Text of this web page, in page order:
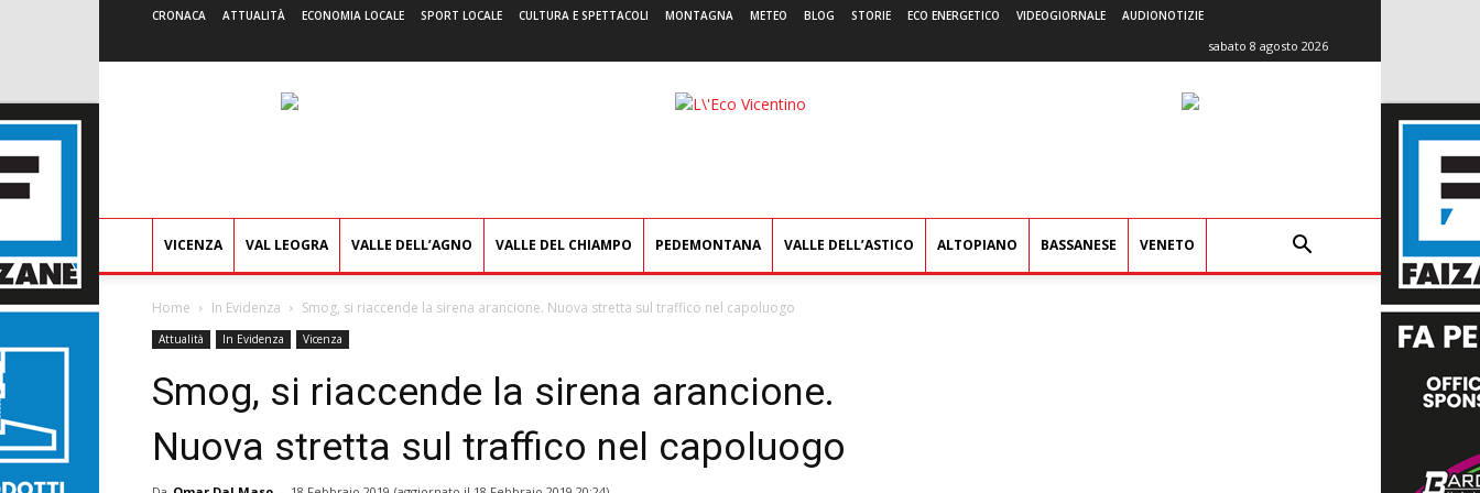
CRONACA ATTUALITÀ ECONOMIA LOCALE SPORT LOCALE CULTURA E SPETTACOLI MONTAGNA METEO BLOG STORIE ECO ENERGETICO VIDEOGIORNALE AUDIONOTIZIE
sabato 8 agosto 2026
L'Eco
VICENZA VAL LEOGRA VALLE DELL’AGNO VALLE DEL CHIAMPO PEDEMONTANA VALLE DELL’ASTICO ALTOPIANO BASSANESE VENETO
Home In Evidenza Smog, si riaccende la sirena arancione. Nuova stretta sul traffico nel capoluogo
Attualità In Evidenza Vicenza
Smog, si riaccende la sirena arancione.
Nuova stretta sul traffico nel capoluogo